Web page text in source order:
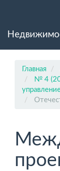
Основное
панель
Главная
№ 4